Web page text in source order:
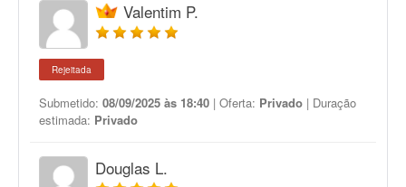
Valentim P.
Rejeitada
Submetido: 08/09/2025 às 18:40 | Oferta: Privado | Duração
estimada: Privado
Douglas L.